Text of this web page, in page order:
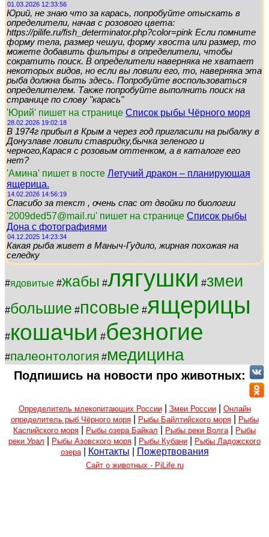
01.03.2026 12:33:56
Юрий, не знаю что за карась, попробуйте отыскать в
определители, начав с розового цвета:
https://pilife.ru/fish_determinator.php?color=pink Если помните
форму тела, размер чешуи, форму хвоста или размер, то
можете добавить фильтры в определители, чтобы
сократить поиск. В определители наверняка не хватает
некоторых видов, но если вы ловили его, то, наверняка эта
рыба должна быть здесь. Попробуйте воспользоваться
определителем. Также попробуйте выполнить поиск на
странице по слову "карась"
'Юрий' пишет на странице Список рыбы Чёрного моря
28.02.2026 19:02:18
В 1974г прибыл в Крым а через год пригласили на рыбалку в
Донузлаве ловили ставридку,бычка зеленого и
черного,Карася с розовым оттенком, а в каталоге его
нет?
'Амина' пишет в посте Летучий дракон – планирующая
ящерица.
14.02.2026 14:56:19
Спасибо за текст , очень спас от двойки по биологии
'2009ded57@mail.ru' пишет на странице Список рыбы
Дона с фотографиями
04.12.2025 14:23:34
Какая рыба живет в Маныч-Гудило, жирная похожая на
селедку
#ядовитые #жабы #лягушки #змеи
#большие #псовые #ящерицы
#кошачьи #безногие
#палеонтология #медицина
Подпишись на новости про животных:
Определитель млекопитающих России| Змеи России| Онлайн
определитель рыб Чёрного моря| Рыбы Байлтийского моря|
Рыбы
Каспийского моря
Рыбы озера Байкал Рыбы реки Волга
Рыбы
реки Урал
Рыбы Азовского моря Рыбы Кубани
Рыбы Ладожского
озера| Контакты Пожертвования
Сайт о животных - PiLife.ru